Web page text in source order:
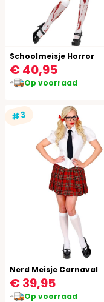
Schoolmeisje Horror
€ 40,95
Op voorraad
#3
Nerd Meisje Carnaval
€ 39,95
Op voorraad